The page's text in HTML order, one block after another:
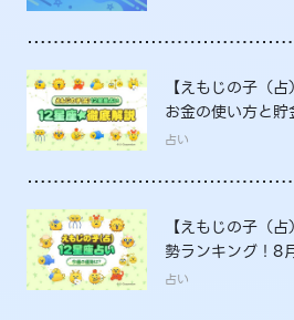
【えもじの子（
お金の使い方と
底解説
占い
【えもじの子（
勢ランキング！8
は？
占い